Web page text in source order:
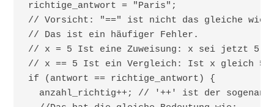
richtige_antwort = "Paris";
// Vorsicht: "==" ist nicht das gleiche wie
// Das ist ein häufiger Fehler.
// x = 5 Ist eine Zuweisung: x sei jetzt 5!
// x == 5 Ist ein Vergleich: Ist x gleich 5?
if (antwort == richtige_antwort) {
anzahl_richtig++; // '++' ist der